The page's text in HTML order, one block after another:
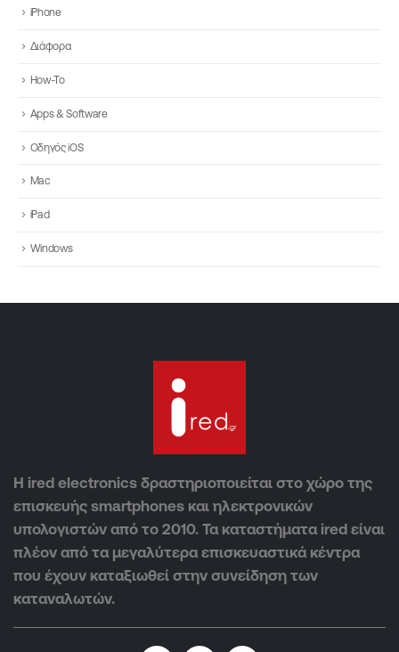
iPhone
Διάφορα
How-To
Apps & Software
Οδηγός iOS
Mac
iPad
Windows
Η ired electronics δραστηριοποιείται στο χώρο της
επισκευής smartphones και ηλεκτρονικών
υπολογιστών από το 2010. Τα καταστήματα ired είναι
πλέον από τα μεγαλύτερα επισκευαστικά κέντρα
που έχουν καταξιωθεί στην συνείδηση των
καταναλωτών.